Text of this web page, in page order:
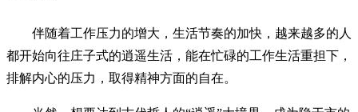
伴随着工作压力的增大，生活节奏的加快，越来越多的人
都开始向往庄子式的逍遥生活，能在忙碌的工作生活重担下，
排解内心的压力，取得精神方面的自在。